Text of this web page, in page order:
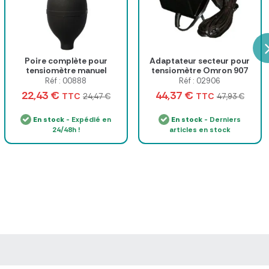
Poire complète pour
tensiomètre manuel
Spengler
Réf : 00888
22,43 € TTC 24,47 €
En stock - Expédié en
24/48h !
Adaptateur secteur pour
tensiomètre Omron 907
Réf : 02906
44,37 € TTC 47,93 €
En stock - Derniers
articles en stock